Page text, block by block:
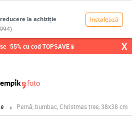
-55% cu cod TOPSAVE📱 X
Pernă, bumbac, Christmas tree, 38x38 cm